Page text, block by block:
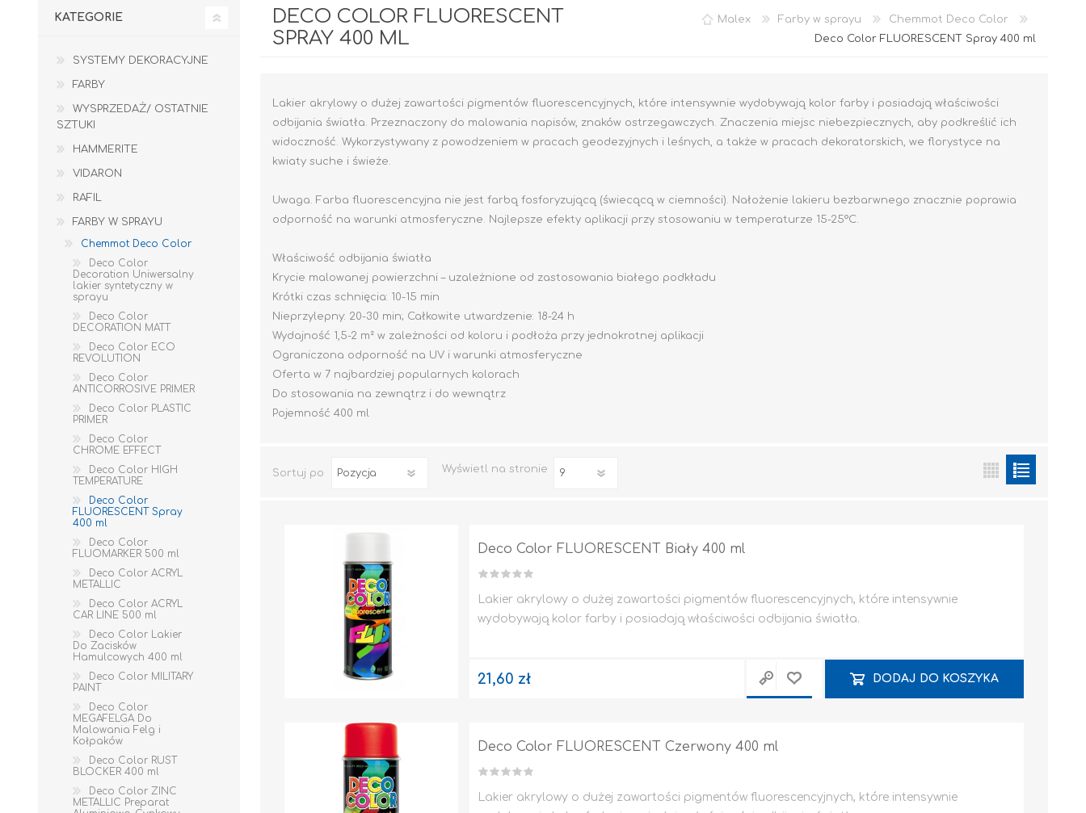
Rafil DO BRAM I
OGRODZEŃ
GIPSY I GŁADZIE PIANY MONTAŻOWE DO DREWNA
Lakierobejca 2W1
DECO COLOR FLUORESCENT
SPRAY 400 ML
Malex Farby w sprayu
Chemmot Deco Color
Deco Color FLUORESCENT Spray 400 ml
Lakier akrylowy o dużej zawartości pigmentów fluorescencyjnych, które intensywnie wydobywają kolor farby i posiadają właściwości
odbijania światła. Przeznaczony do malowania napisów, znaków ostrzegawczych. Znaczenia miejsc niebezpiecznych, aby podkreślić ich
widoczność. Wykorzystywany z powodzeniem w pracach geodezyjnych i leśnych, a także w pracach dekoratorskich, we florystyce na
kwiaty suche i świeże.
Uwaga. Farba fluorescencyjna nie jest farbą fosforyzującą (świecącą w ciemności). Nałożenie lakieru bezbarwnego znacznie poprawia
odporność na warunki atmosferyczne. Najlepsze efekty aplikacji przy stosowaniu w temperaturze 15-25°C.
Właściwość odbijania światła
Krycie malowanej powierzchni – uzależnione od zastosowania białego podkładu
Krótki czas schnięcia: 10-15 min
Nieprzylepny: 20-30 min; Całkowite utwardzenie: 18-24 h
Wydajność 1,5-2 m² w zależności od koloru i podłoża przy jednokrotnej aplikacji
Ograniczona odporność na UV i warunki atmosferyczne
Oferta w 7 najbardziej popularnych kolorach
Do stosowania na zewnątrz i do wewnątrz
Pojemność 400 ml
Sortuj po Wyświetl na stronie
Deco Color FLUORESCENT Biały 400 ml
Lakier akrylowy o dużej zawartości pigmentów fluorescencyjnych, które intensywnie
wydobywają kolor farby i posiadają właściwości odbijania światła.
21,60 zł DODAJ DO KOSZYKA
Deco Color FLUORESCENT Czerwony 400 ml
Lakier akrylowy o dużej zawartości pigmentów fluorescencyjnych, które intensywnie
KATEGORIE
SYSTEMY DEKORACYJNE
FARBY
WYSPRZEDAŻ/ OSTATNIE
SZTUKI
HAMMERITE
VIDARON
RAFIL
FARBY W SPRAYU
Chemmot Deco Color
Deco Color
Decoration Uniwersalny
lakier syntetyczny w
sprayu
Deco Color
DECORATION MATT
Deco Color ECO
REVOLUTION
Deco Color
ANTICORROSIVE PRIMER
Deco Color PLASTIC
PRIMER
Deco Color
CHROME EFFECT
Deco Color HIGH
TEMPERATURE
Deco Color
FLUORESCENT Spray
400 ml
Deco Color
FLUOMARKER 500 ml
Deco Color ACRYL
METALLIC
Deco Color ACRYL
CAR LINE 500 ml
Deco Color Lakier
Do Zacisków
Hamulcowych 400 ml
Deco Color MILITARY
PAINT
Deco Color
MEGAFELGA Do
Malowania Felg i
Kołpaków
Deco Color RUST
BLOCKER 400 ml
Deco Color ZINC
METALLIC Preparat